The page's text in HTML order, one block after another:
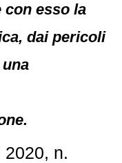
con esso la
dai pericoli
2020, n.